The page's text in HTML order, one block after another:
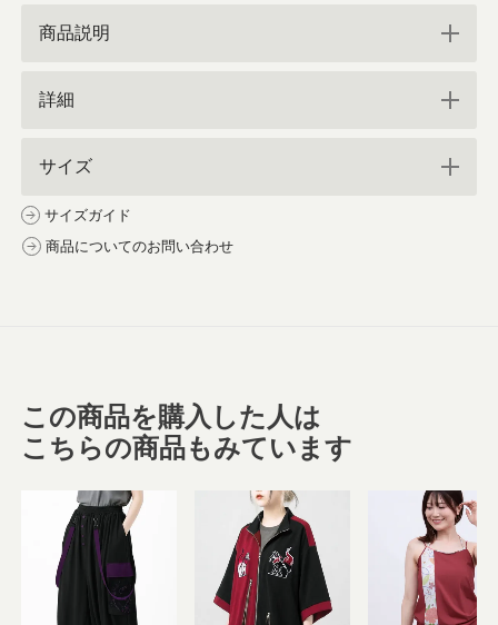
商品説明
詳細
サイズ
サイズガイド
商品についてのお問い合わせ
この商品を購入した人は
こちらの商品もみています